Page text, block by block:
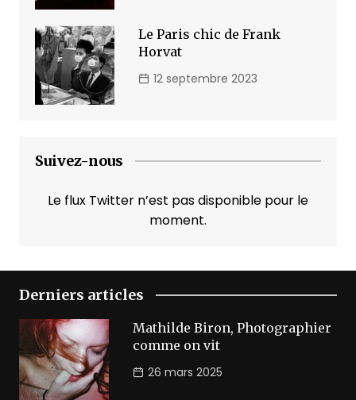
Le Paris chic de Frank
Horvat
12 septembre 2023
Suivez-nous
Le flux Twitter n’est pas disponible pour le
moment.
Derniers articles
Mathilde Biron, Photographier
comme on vit
26 mars 2025